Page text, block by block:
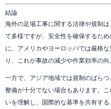
結論
海外の足場工事に関する法律や規制
て多様ですが、安全性を確保するた
に、アメリカやヨーロッパでは厳格
り、これが事故の減少や作業効率の向
一方で、アジア地域では規制のばら
整備が十分でない場合もあります。
いを理解し、国際的な基準を共有す